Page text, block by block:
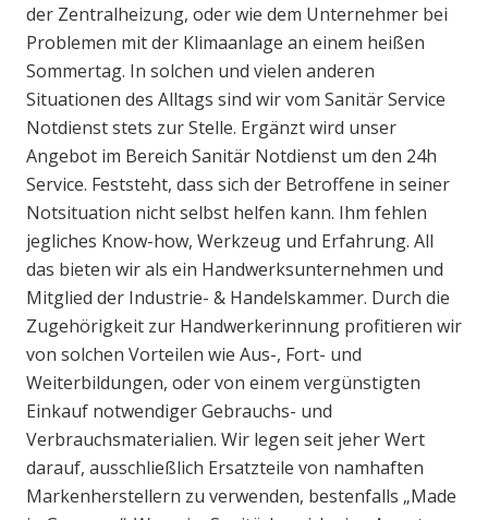
der Zentralheizung, oder wie dem Unternehmer bei
Problemen mit der Klimaanlage an einem heißen
Sommertag. In solchen und vielen anderen
Situationen des Alltags sind wir vom Sanitär Service
Notdienst stets zur Stelle. Ergänzt wird unser
Angebot im Bereich Sanitär Notdienst um den 24h
Service. Feststeht, dass sich der Betroffene in seiner
Notsituation nicht selbst helfen kann. Ihm fehlen
jegliches Know-how, Werkzeug und Erfahrung. All
das bieten wir als ein Handwerksunternehmen und
Mitglied der Industrie- & Handelskammer. Durch die
Zugehörigkeit zur Handwerkerinnung profitieren wir
von solchen Vorteilen wie Aus-, Fort- und
Weiterbildungen, oder von einem vergünstigten
Einkauf notwendiger Gebrauchs- und
Verbrauchsmaterialien. Wir legen seit jeher Wert
darauf, ausschließlich Ersatzteile von namhaften
Markenherstellern zu verwenden, bestenfalls „Made